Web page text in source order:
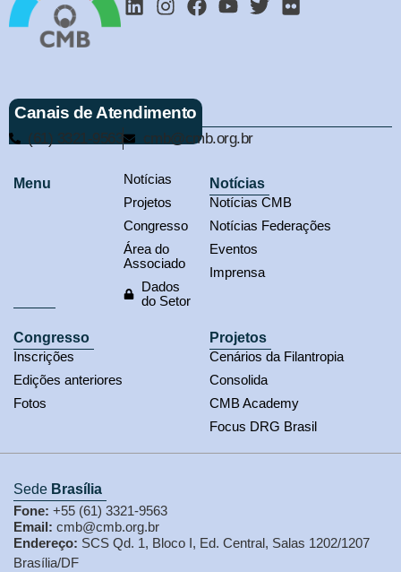
Canais de Atendimento
(61) 3321-9563 cmb@cmb.org.br
Menu
Notícias
Projetos
Congresso
Área do
Associado
Dados
do Setor
Notícias
Notícias CMB
Notícias Federações
Eventos
Imprensa
Congresso
Inscrições
Edições anteriores
Fotos
Projetos
Cenários da Filantropia
Consolida
CMB Academy
Focus DRG Brasil
Sede Brasília
Fone: +55 (61) 3321-9563
Email: cmb@cmb.org.br
Endereço: SCS Qd. 1, Bloco I, Ed. Central, Salas 1202/1207
Brasília/DF